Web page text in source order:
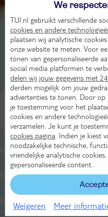
Beoordeling van 2 TUI-
2-persoonskamer, Superior, 1-3
2-persoonskamer, 1-3 pers
2-persoonskamer, Deluxe, 1-3
Alle Kamers
Ligging
Faciliteiten
Restaurants/Bars
Zwembaden
We
TUI.nl gebruikt verschillende
cookies en andere
plaatsen wij analytische
onze website te meten. Voor
tonen van gepersonaliseerde
social media platformen te
delen wij jouw gegevens met
derden mogelijk om jouw
advertenties te tonen. Door op
je toestemming voor het
cookies en andere
verzamelen. Je kunt je
cookies pagina . Indien je kiest
noodzakelijke technische,
vriendelijke analytische
gepersonaliseerde content.
Weigeren Meer